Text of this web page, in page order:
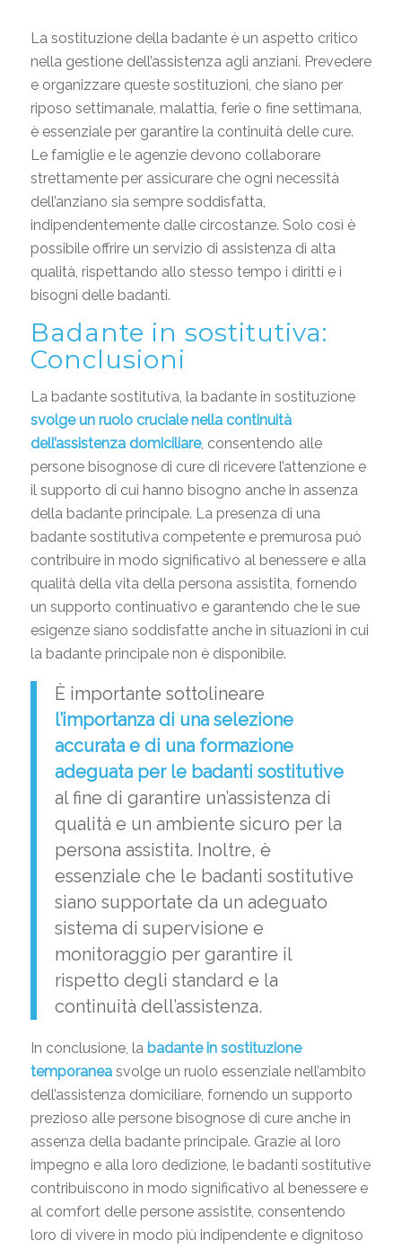
La sostituzione della badante è un aspetto critico
nella gestione dell’assistenza agli anziani. Prevedere
e organizzare queste sostituzioni, che siano per
riposo settimanale, malattia, ferie o fine settimana,
è essenziale per garantire la continuità delle cure.
Le famiglie e le agenzie devono collaborare
strettamente per assicurare che ogni necessità
dell’anziano sia sempre soddisfatta,
indipendentemente dalle circostanze. Solo così è
possibile offrire un servizio di assistenza di alta
qualità, rispettando allo stesso tempo i diritti e i
bisogni delle badanti.
Badante in sostitutiva:
Conclusioni
La badante sostitutiva, la badante in sostituzione
svolge un ruolo cruciale nella continuità
dell’assistenza domiciliare, consentendo alle
persone bisognose di cure di ricevere l’attenzione e
il supporto di cui hanno bisogno anche in assenza
della badante principale. La presenza di una
badante sostitutiva competente e premurosa può
contribuire in modo significativo al benessere e alla
qualità della vita della persona assistita, fornendo
un supporto continuativo e garantendo che le sue
esigenze siano soddisfatte anche in situazioni in cui
la badante principale non è disponibile.
È importante sottolineare
l’importanza di una selezione
accurata e di una formazione
adeguata per le badanti sostitutive
al fine di garantire un’assistenza di
qualità e un ambiente sicuro per la
persona assistita. Inoltre, è
essenziale che le badanti sostitutive
siano supportate da un adeguato
sistema di supervisione e
monitoraggio per garantire il
rispetto degli standard e la
continuità dell’assistenza.
In conclusione, la badante in sostituzione
temporaneasvolge un ruolo essenziale nell’ambito
dell’assistenza domiciliare, fornendo un supporto
prezioso alle persone bisognose di cure anche in
assenza della badante principale. Grazie al loro
impegno e alla loro dedizione, le badanti sostitutive
contribuiscono in modo significativo al benessere e
al comfort delle persone assistite, consentendo
loro di vivere in modo più indipendente e dignitoso